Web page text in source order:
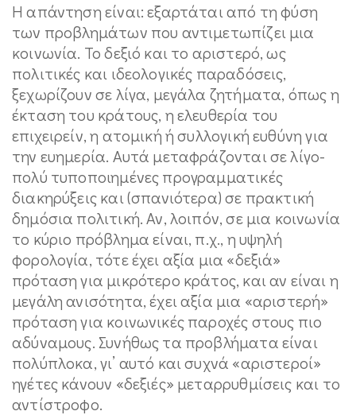
Η απάντηση είναι: εξαρτάται από τη φύση
των προβλημάτων που αντιμετωπίζει μια
κοινωνία. Το δεξιό και το αριστερό, ως
πολιτικές και ιδεολογικές παραδόσεις,
ξεχωρίζουν σε λίγα, μεγάλα ζητήματα, όπως η
έκταση του κράτους, η ελευθερία του
επιχειρείν, η ατομική ή συλλογική ευθύνη για
την ευημερία. Αυτά μεταφράζονται σε λίγο-
πολύ τυποποιημένες προγραμματικές
διακηρύξεις και (σπανιότερα) σε πρακτική
δημόσια πολιτική. Αν, λοιπόν, σε μια κοινωνία
το κύριο πρόβλημα είναι, π.χ., η υψηλή
φορολογία, τότε έχει αξία μια «δεξιά»
πρόταση για μικρότερο κράτος, και αν είναι η
μεγάλη ανισότητα, έχει αξία μια «αριστερή»
πρόταση για κοινωνικές παροχές στους πιο
αδύναμους. Συνήθως τα προβλήματα είναι
πολύπλοκα, γι’ αυτό και συχνά «αριστεροί»
ηγέτες κάνουν «δεξιές» μεταρρυθμίσεις και το
αντίστροφο.